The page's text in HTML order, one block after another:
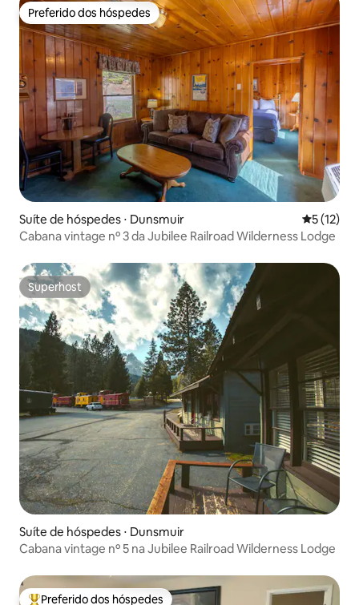
Preferido dos hóspedes
Preferido dos hóspedes
Suíte de hóspedes ⋅ Dunsmuir 5 de uma
5 (12)
Cabana vintage nº 3 da Jubilee Railroad Wilderness Lodge
Superhost
Superhost
Suíte de hóspedes ⋅ Dunsmuir
Cabana vintage nº 5 na Jubilee Railroad Wilderness Lodge
Preferido dos hóspedes